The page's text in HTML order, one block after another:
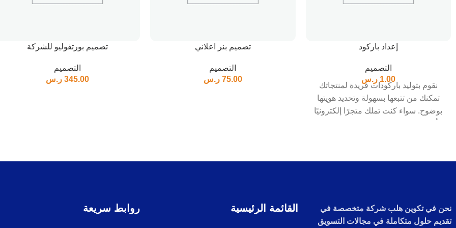
إعداد باركود
التصميم
1.00 ر.س
نقوم بتوليد باركودات فريدة لمنتجاتك
تمكنك من تتبعها بسهولة وتحديد هويتها
بوضوح. سواء كنت تملك متجرًا إلكترونيًا
تصميم بنر اعلاني
التصميم
75.00 ر.س
تصميم بورتفوليو للشركة
التصميم
345.00 ر.س
نحن في تكوين هلب شركة متخصصة في
تقديم حلول متكاملة في مجالات التسويق
القائمة الرئيسية روابط سريعة